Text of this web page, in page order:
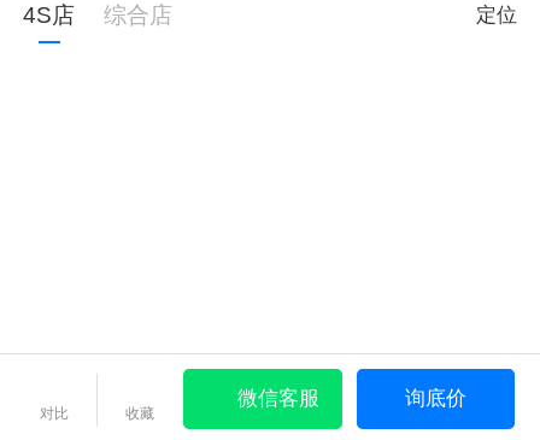
4S店 综合店 定位
对比 收藏
微信客服 询底价